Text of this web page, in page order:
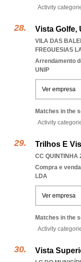
Activity
Vista Golfe,
VILA DAS
FREGUESIAS
Arrendamento
UNIP
Ver empresa
Matches in the
Activity
Trilhos E
CC QUINTINHA
Compra e
LDA
Ver empresa
Matches in the
Activity
Vista